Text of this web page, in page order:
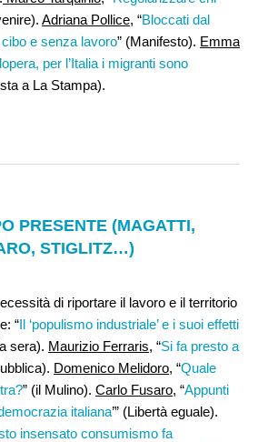
Adriana Pollice, “Bloccati dal
e senza lavoro” (Manifesto). Emma
per l’Italia i migranti sono
a La Stampa).
PRESENTE (MAGATTI,
STIGLITZ…)
di riportare il lavoro e il territorio
“Il ‘populismo industriale’ e i suoi effetti
sera). Maurizio Ferraris, “Si fa presto a
Domenico Melidoro, “Quale
” (il Mulino). Carlo Fusaro, “Appunti
italiana’” (Libertà eguale).
insensato consumismo fa